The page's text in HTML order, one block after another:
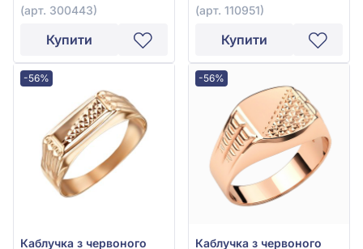
(арт. 300443)
Купити
(арт. 110951)
Купити
-56%
Каблучка з червоного
-56%
Каблучка з червоного